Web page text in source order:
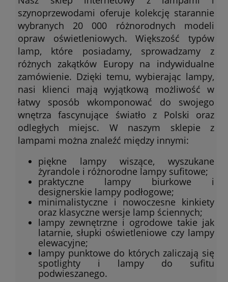
szynoprzewodami oferuje kolekcję starannie
wybranych 20 000 różnorodnych modeli
opraw oświetleniowych. Większość typów
lamp, które posiadamy, sprowadzamy z
różnych zakątków Europy na indywidualne
zamówienie. Dzięki temu, wybierając lampy,
nasi klienci mają wyjątkową możliwość w
łatwy sposób wkomponować do swojego
wnętrza fascynujące światło z Polski oraz
odległych miejsc. W naszym sklepie z
lampami można znaleźć między innymi:
piękne lampy wiszące, wyszukane
żyrandole i różnorodne lampy sufitowe;
praktyczne lampy biurkowe i
designerskie lampy podłogowe;
minimalistyczne i nowoczesne kinkiety
oraz klasyczne wersje lamp ściennych;
lampy zewnętrzne i ogrodowe takie jak
latarnie, słupki oświetleniowe czy lampy
elewacyjne;
lampy punktowe do których zaliczają się
spotlighty i lampy do sufitu
podwieszanego.